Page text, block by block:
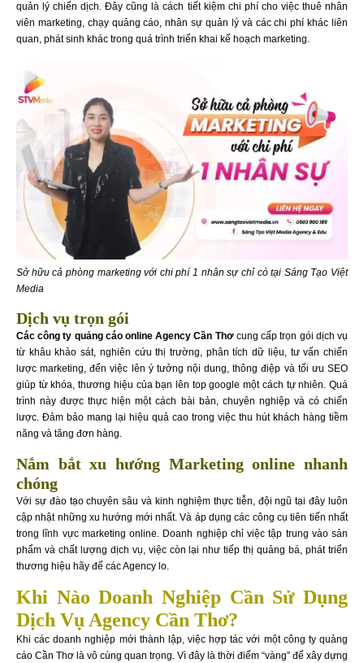
quản lý chiến dịch. Đây cũng là cách tiết kiệm chi phí cho việc thuê nhân
viên marketing, chạy quảng cáo, nhân sự quản lý và các chi phí khác liên
quan, phát sinh khác trong quá trình triển khai kế hoạch marketing.
Sở hữu cả phòng marketing với chi phí 1 nhân sự chỉ có tại Sáng Tạo Việt
Media
Dịch vụ trọn gói
Các công ty quảng cáo online Agency Cần Thơcung cấp trọn gói dịch vụ
từ khâu khảo sát, nghiên cứu thị trường, phân tích dữ liệu, tư vấn chiến
lược marketing, đến việc lên ý tưởng nội dung, thông điệp và tối ưu SEO
giúp từ khóa, thương hiệu của bạn lên top google một cách tự nhiên. Quá
trình này được thực hiện một cách bài bản, chuyên nghiệp và có chiến
lược. Đảm bảo mang lại hiệu quả cao trong việc thu hút khách hàng tiềm
năng và tăng đơn hàng.
Nắm bắt xu hướng Marketing online nhanh
chóng
Với sự đào tạo chuyên sâu và kinh nghiệm thực tiễn, đội ngũ tại đây luôn
cập nhật những xu hướng mới nhất. Và áp dụng các công cụ tiên tiến nhất
trong lĩnh vực marketing online. Doanh nghiệp chỉ việc tập trung vào sản
phẩm và chất lượng dịch vụ, việc còn lại như tiếp thị quảng bá, phát triển
thương hiệu hãy để các Agency lo.
Khi Nào Doanh Nghiệp Cần Sử Dụng
Dịch Vụ Agency Cần Thơ?
Khi các doanh nghiệp mới thành lập, việc hợp tác với một công ty quảng
cáo Cần Thơ là vô cùng quan trọng. Vì đây là thời điểm “vàng” để xây dựng